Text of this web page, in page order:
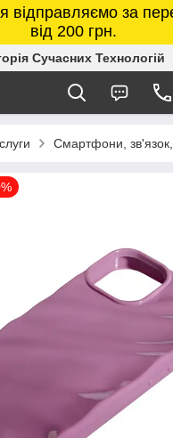
відправляємо за
від 200 грн.
Сучасних Технологій
Смартфони, зв'язок,